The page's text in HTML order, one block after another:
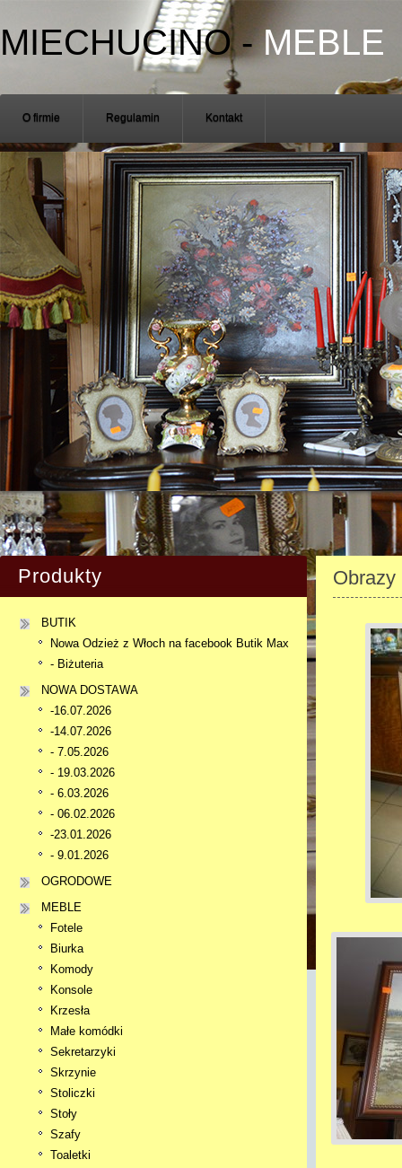
MIECHUCINO-MEBLE
O firmie Regulamin Kontakt
Produkty
BUTIK
Nowa Odzież z Włoch na facebook Butik Max
- Biżuteria
NOWA DOSTAWA
-16.07.2026
-14.07.2026
- 7.05.2026
- 19.03.2026
- 6.03.2026
- 06.02.2026
-23.01.2026
- 9.01.2026
OGRODOWE
MEBLE
Fotele
Biurka
Komody
Konsole
Krzesła
Małe komódki
Sekretarzyki
Skrzynie
Stoliczki
Stoły
Szafy
Toaletki
Obrazy